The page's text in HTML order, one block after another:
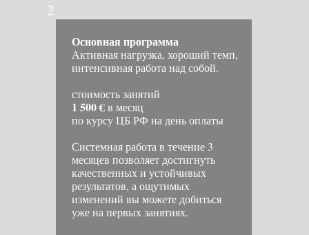
2
Основная программа
Активная нагрузка, хороший темп,
интенсивная работа над собой.
стоимость занятий
1 500 €в месяц
по курсу ЦБ РФ на день оплаты
Системная работа в течение 3
месяцев позволяет достигнуть
качественных и устойчивых
результатов, а ощутимых
изменений вы можете добиться
уже на первых занятиях.